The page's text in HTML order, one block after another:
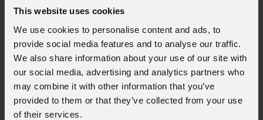
This website uses cookies
We use cookies to personalise content and ads, to
provide social media features and to analyse our traffic.
We also share information about your use of our site with
our social media, advertising and analytics partners who
may combine it with other information that you’ve
provided to them or that they’ve collected from your use
of their services.